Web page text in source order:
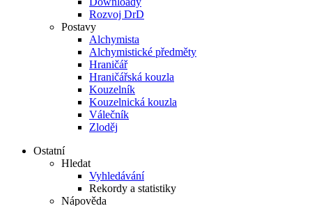
Rozvoj DrD
Postavy
Alchymista
Alchymistické předměty
Hraničář
Hraničářská kouzla
Kouzelník
Kouzelnická kouzla
Válečník
Zloděj
Ostatní
Hledat
Vyhledávání
Rekordy a statistiky
Nápověda